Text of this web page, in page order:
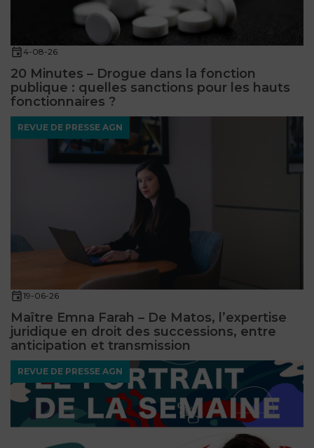
COMPENSATOIRE
PRÉJUDICE
CORPOREL
PUBLIQUES
AGN
HAUSSMANN
DROIT
DU
TOURISME
FONCTION
CORPOREL
DROIT
ÉTRANGERS
ET
DE
L’IMMIGRATION
DROIT
DE
L’URBANISME
4-08-26
20 Minutes – Drogue dans la fonction
publique : quelles sanctions pour les hauts
fonctionnaires ?
REVUE DE PRESSE AGN
19-06-26
Maître Emna Farah – De Matos, l’expertise
juridique en droit des successions, entre
anticipation et transmission
REVUE DE PRESSE AGN